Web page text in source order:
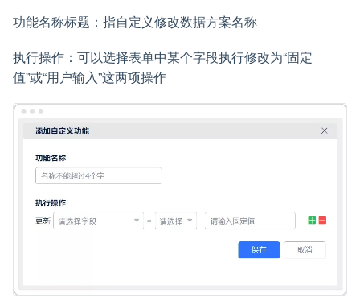
功能名称标题：指自定义修改数据方案名称
执行操作：可以选择表单中某个字段执行修改为“固定
值”或“用户输入”这两项操作